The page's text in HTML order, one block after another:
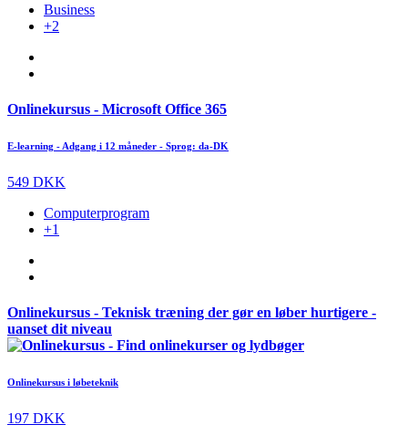
Business
+2
Onlinekursus - Microsoft Office 365
E-learning - Adgang i 12 måneder - Sprog: da-DK
549 DKK
Computerprogram
+1
Onlinekursus - Teknisk træning der gør en løber hurtigere -
uanset dit niveau
Onlinekursus i løbeteknik
197 DKK